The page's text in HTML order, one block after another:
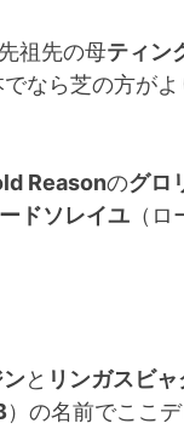
祖先の母ティン
なら芝の方がよ
Reasonのグロ
ドソレイユ （
と リンガスビ
）の名前でここ